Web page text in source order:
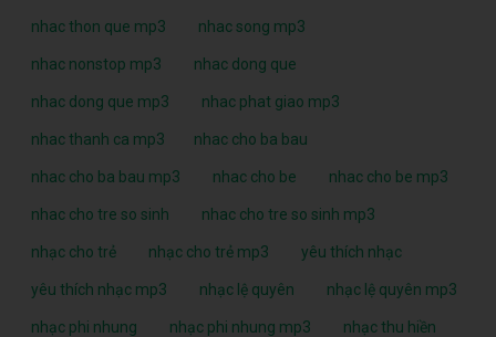
nhac thon que mp3 nhac song mp3
nhac nonstop mp3 nhac dong que
nhac dong que mp3 nhac phat giao mp3
nhac thanh ca mp3 nhac cho ba bau
nhac cho ba bau mp3 nhac cho be nhac cho be mp3
nhac cho tre so sinh nhac cho tre so sinh mp3
nhạc cho trẻ nhạc cho trẻ mp3 yêu thích nhạc
yêu thích nhạc mp3 nhạc lệ quyên nhạc lệ quyên mp3
nhạc phi nhung nhạc phi nhung mp3 nhạc thu hiền